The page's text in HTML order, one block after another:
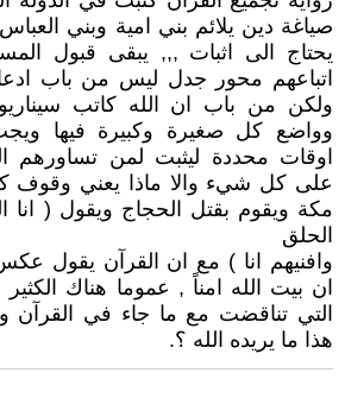
صياغة دين يلائم بني امية وبني
يحتاج الى اثبات ,,, يبقى قبول
اتباعهم محور جدل ليس من باب
ولكن من باب ان الله كاتب
وواضع كل صغيرة وكبيرة فيها
اوقات محددة ليثبت لمن تساورهم
على كل شيء والا ماذا يعني وقوف
مكة ويقوم بقتل الحجاج ويقول ( انا
الحلق
وافنيهم انا ) مع ان القرآن يقول
ان بيت الله امناً , عموما هناك الكثير
التي تناقضت مع ما جاء في القرآن
هذا ما يريده الله ؟.